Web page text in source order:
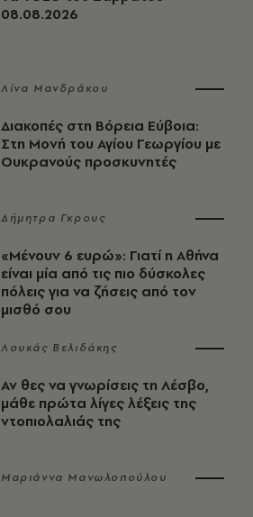
08.08.2026
Λίνα Μανδράκου
Διακοπές στη Βόρεια Εύβοια:
Στη Μονή του Αγίου Γεωργίου με
Ουκρανούς προσκυνητές
Δήμητρα Γκρους
«Μένουν 6 ευρώ»: Γιατί η Αθήνα
είναι μία από τις πιο δύσκολες
πόλεις για να ζήσεις από τον
μισθό σου
Λουκάς Βελιδάκης
Αν θες να γνωρίσεις τη Λέσβο,
μάθε πρώτα λίγες λέξεις της
ντοπιολαλιάς της
Μαριάννα Μανωλοπούλου